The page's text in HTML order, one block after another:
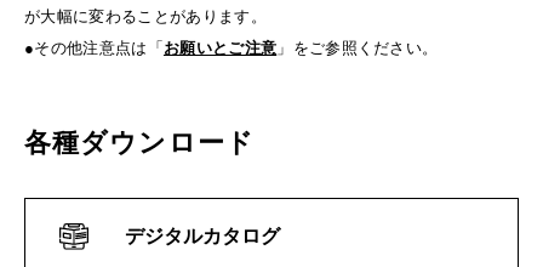
が大幅に変わることがあります。
●その他注意点は「 お願いとご注意 」をご参照ください。
各種ダウンロード
デジタルカタログ